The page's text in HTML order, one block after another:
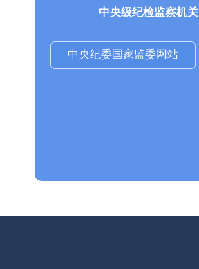
中央级纪检监察机关
中央纪委国家监委网站